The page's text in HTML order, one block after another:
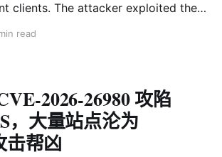
clients. The attacker exploited the
CMS to obtain the target site's
API
read
2026-26980 攻陷
，大量站点沦为
帮凶